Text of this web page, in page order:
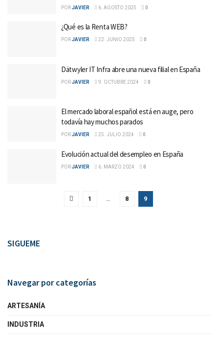
PORJAVIER 6. AGOSTO 2025 0
¿Qué es la Renta WEB?
PORJAVIER 22. JUNIO 2025 0
Dätwyler IT Infra abre una nueva filial en España
PORJAVIER 9. OCTUBRE 2024 0
El mercado laboral español está en auge, pero
todavía hay muchos parados
PORJAVIER 25. JULIO 2024 0
Evolución actual del desempleo en España
PORJAVIER 6. MARZO 2024 0
1 … 8 9
SIGUEME
Navegar por categorías
ARTESANÍA
INDUSTRIA